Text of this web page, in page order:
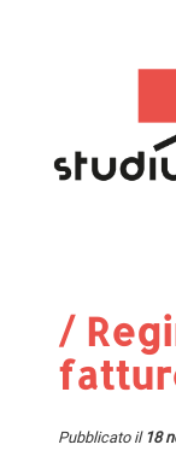
/
Pubblicato il 18